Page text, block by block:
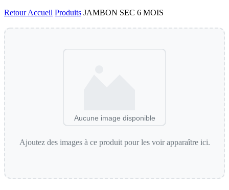
RetourAccueil Produits JAMBON SEC 6 MOIS
Aucune image disponible
Ajoutez des images à ce produit pour les voir apparaître ici.